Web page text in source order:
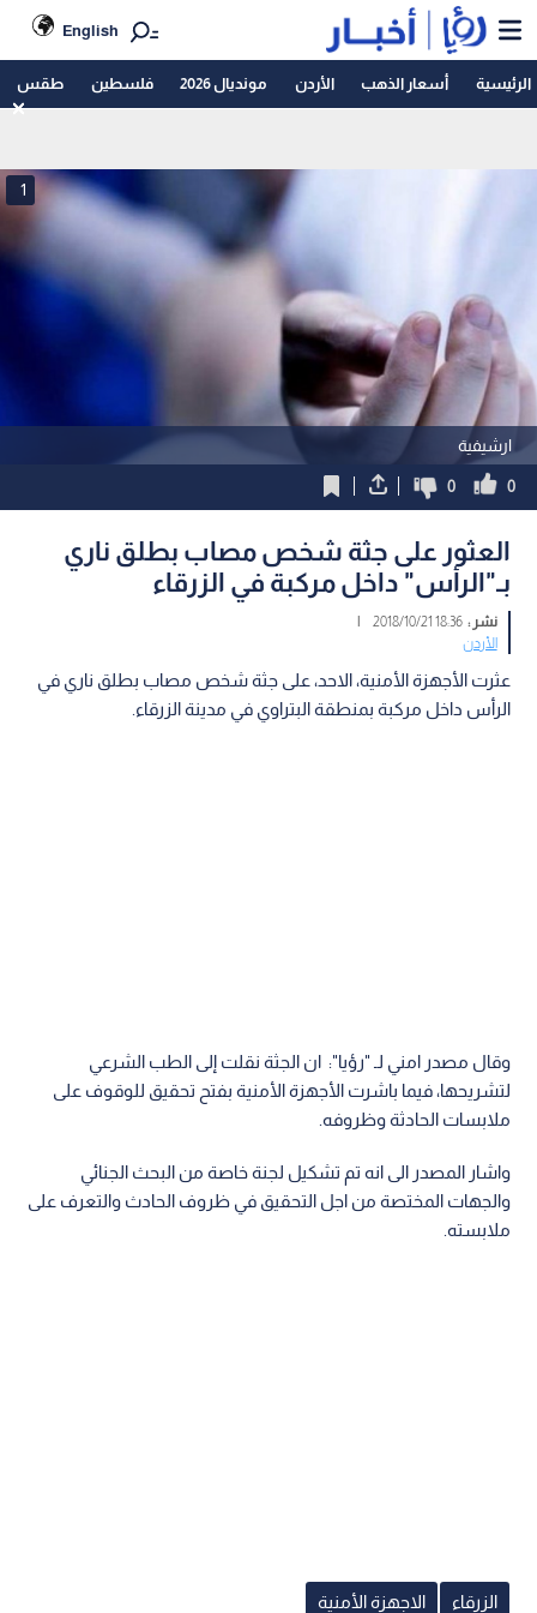
English
الرئيسية أسعار الذهب الأردن مونديال 2026 فلسطين طقس
ارشيفية
1
0
0
العثور على جثة شخص مصاب بطلق ناري
بـ"الرأس" داخل مركبة في الزرقاء
نشر :18:36 2018/10/21
|
الأردن
عثرت الأجهزة الأمنية، الاحد، على جثة شخص مصاب بطلق ناري في
الرأس داخل مركبة بمنطقة البتراوي في مدينة الزرقاء.
وقال مصدر امني لـ "رؤيا": ان الجثة نقلت إلى الطب الشرعي
لتشريحها، فيما باشرت الأجهزة الأمنية بفتح تحقيق للوقوف على
ملابسات الحادثة وظروفه.
واشار المصدر الى انه تم تشكيل لجنة خاصة من البحث الجنائي
والجهات المختصة من اجل التحقيق في ظروف الحادث والتعرف على
ملابسته.
الزرقاء الاجهزة الأمنية